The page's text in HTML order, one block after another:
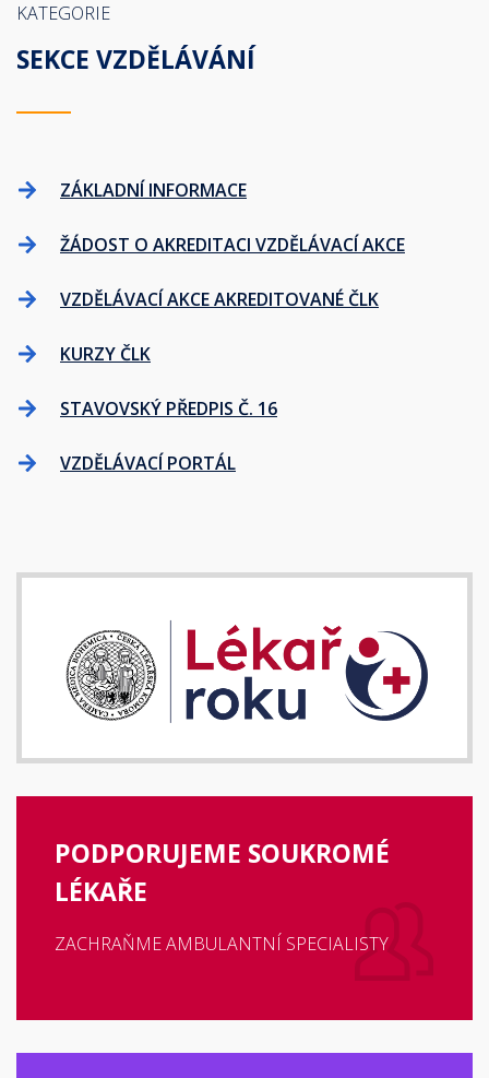
KATEGORIE
SEKCE VZDĚLÁVÁNÍ
ZÁKLADNÍ INFORMACE
ŽÁDOST O AKREDITACI VZDĚLÁVACÍ AKCE
VZDĚLÁVACÍ AKCE AKREDITOVANÉ ČLK
KURZY ČLK
STAVOVSKÝ PŘEDPIS Č. 16
VZDĚLÁVACÍ PORTÁL
PODPORUJEME SOUKROMÉ
LÉKAŘE
ZACHRAŇME AMBULANTNÍ SPECIALISTY